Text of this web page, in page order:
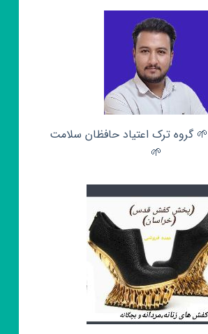
🌱 گروه ترک اعتیاد حافظان سلامت
🌱